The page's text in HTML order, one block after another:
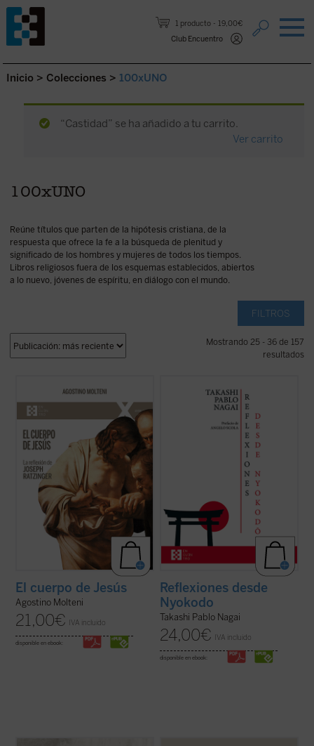
1 producto
19,00€
Club Encuentro
Saltar al contenido.
Inicio > Colecciones > 100xUNO
“Castidad” se ha añadido a tu carrito.
Ver carrito
100xUNO
Reúne títulos que parten de la hipótesis cristiana, de la
respuesta que ofrece la fe a la búsqueda de plenitud y
significado de los hombres y mujeres de todos los tiempos.
Libros religiosos fuera de los esquemas establecidos, abiertos
a lo nuevo, jóvenes de espíritu, en diálogo con el mundo.
FILTROS
Mostrando 25 - 36 de 157
resultados
simples como profundas: ¿qué significa
que Jesús tuvo un cuerpo como el nuestro?
¿Cómo pensó Joseph Ratzinger el cuerpo
de Jesús? No como un detalle más de la fe
cristiana, sino como una clave para ...
ficha)
El cuerpo de Jesús
Agostino Molteni
21,00€ IVA incluido
disponible en ebook:
serie de escritos breves, meditaciones y
cartas suyas que conforman una obra
valiosísima para seguir, a través de una
intimidad familiar con él, los pasos de
Takashi hacia el encuentro final con ...
Reflexiones desde
Nyokodo
Takashi Pablo Nagai
24,00€ IVA incluido
disponible en ebook: